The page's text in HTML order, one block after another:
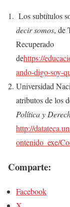
Los subtítulos
decir somos, de
Recuperado
dehttps://
ando-digo-soy-
Universidad
atributos de los
Política y
http://
ontenido_exe/
Comparte:
Facebook